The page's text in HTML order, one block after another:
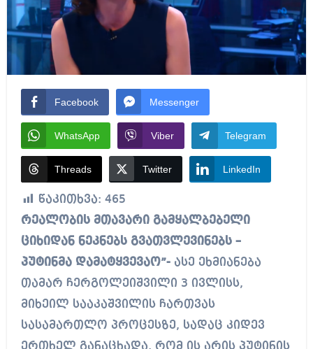
Facebook Messenger
WhatsApp Viber Telegram
Threads Twitter LinkedIn
წაკითხვა: 465
რეალობის მთავარი გამყალბებელი
ციხიდან ნეკნებს გვათვლევინებს –
პუტინმა დამატყვევაო”-ასე ეხმიანება
თამარ ჩერგოლეიშვილი 3 ივლისს,
მიხეილ სააკაშვილის ჩართვას
სასამართლო პროცესზე, სადაც კიდევ